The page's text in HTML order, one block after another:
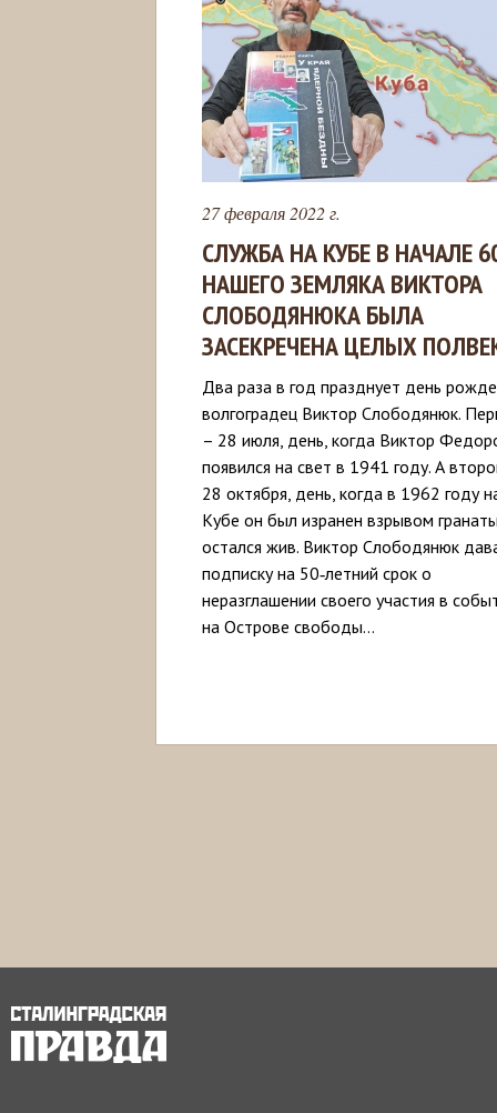
27 февраля 2022 г.
СЛУЖБА НА КУБЕ В НАЧАЛЕ
НАШЕГО ЗЕМЛЯКА ВИКТОРА
СЛОБОДЯНЮКА БЫЛА
ЗАСЕКРЕЧЕНА ЦЕЛЫХ
Два раза в год празднует день
волгоградец Виктор Слободянюк.
– 28 июля, день, когда Виктор
появился на свет в 1941 году. А
28 октября, день, когда в 1962 году
Кубе он был изранен взрывом
остался жив. Виктор Слободянюк
подписку на 50‑летний срок о
неразглашении своего участия в
на Острове свободы…